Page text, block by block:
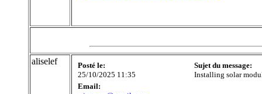
aliselef
Posté le:
25/10/2025 11:35
Sujet du message:
Installing solar
Email: